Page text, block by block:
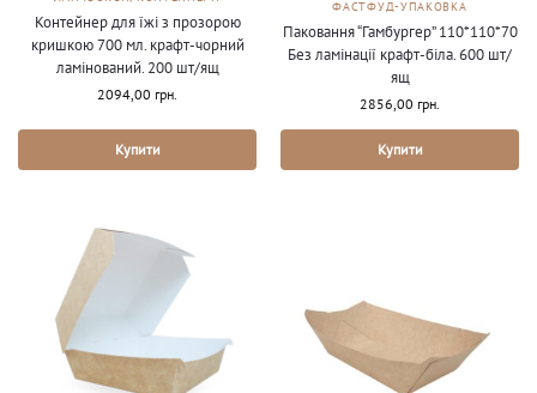
Контейнер для їжі з прозорою
кришкою 700 мл. крафт-чорний
ламінований. 200 шт/ящ
2094,00 грн.
Купити
ФАСТФУД-УПАКОВКА
Паковання “Гамбургер” 110*110*70
Без ламінації крафт-біла. 600 шт/
ящ
2856,00 грн.
Купити